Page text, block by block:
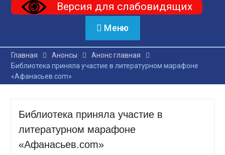
Версия для слабовидящих
Меню
Главная Анонсы
Анонс главная
Библиотека приняла участие в литературном марафоне
«Афанасьев.com»
Библиотека приняла участие в
литературном марафоне
«Афанасьев.com»